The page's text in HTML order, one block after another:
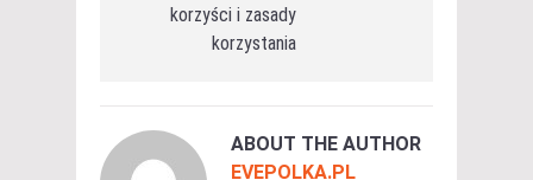
korzyści i zasady
korzystania
ABOUT THE AUTHOR
EVEPOLKA.PL